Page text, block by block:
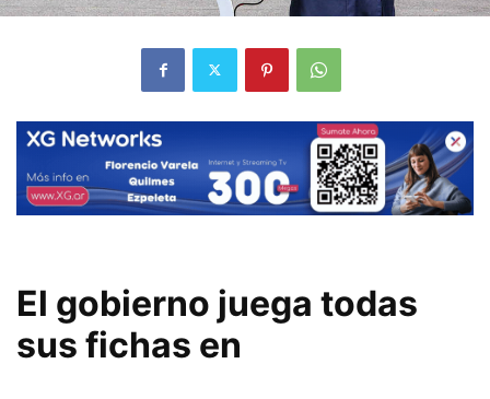
El gobierno juega todas
sus fichas en